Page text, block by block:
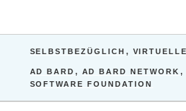
KATEGORIEN
SELBSTBEZÜGLICH ,
SCHLAGWÖRTER
AD BARD , AD BARD NETWORK ,
SOFTWARE FOUNDATION